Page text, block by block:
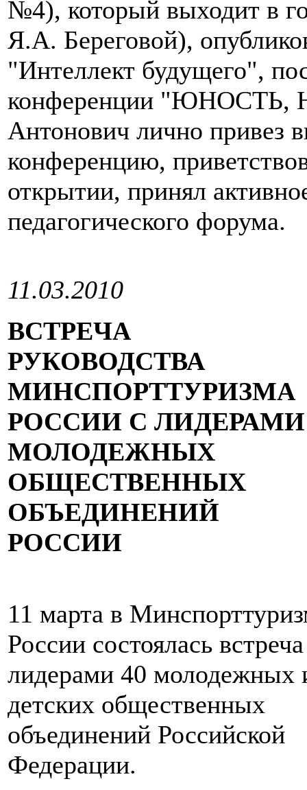
№4), который выходит в
Я.А. Береговой),
"Интеллект будущего",
конференции "ЮНОСТЬ,
Антонович лично привез
конференцию,
открытии, принял
педагогического форума.
11.03.2010
ВСТРЕЧА
РУКОВОДСТВА
МИНСПОРТТУРИЗМА
РОССИИ С ЛИДЕРАМИ
МОЛОДЕЖНЫХ
ОБЩЕСТВЕННЫХ
ОБЪЕДИНЕНИЙ
РОССИИ
11 марта в
России состоялась
лидерами 40 молодежных
детских общественных
объединений Российской
Федерации.